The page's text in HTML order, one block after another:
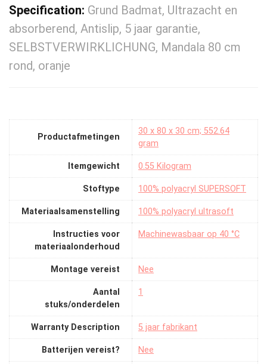
Specification: Grund Badmat, Ultrazacht en
absorberend, Antislip, 5 jaar garantie,
SELBSTVERWIRKLICHUNG, Mandala 80 cm
rond, oranje
Productafmetingen
‎30 x 80 x 30 cm; 552.64
gram
Itemgewicht ‎0.55 Kilogram
Stoftype ‎100% polyacryl SUPERSOFT
Materiaalsamenstelling ‎100% polyacryl ultrasoft
Instructies voor
materiaalonderhoud
‎Machinewasbaar op 40 °C
Montage vereist ‎Nee
Aantal
stuks/onderdelen
‎1
Warranty Description ‎5 jaar fabrikant
Batterijen vereist? ‎Nee